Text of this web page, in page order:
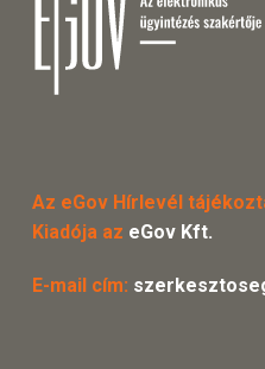
Az eGov Hírlevél
Kiadója az eGov Kft.
E-mail cím: